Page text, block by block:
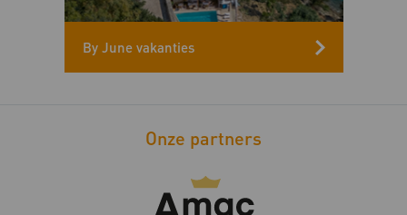
By June vakanties
Onze partners